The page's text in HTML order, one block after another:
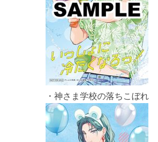
・神さま学校の落ちこぼれ